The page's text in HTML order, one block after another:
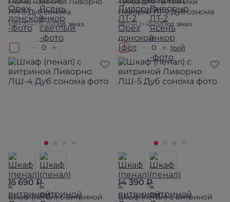
ЛН-3 Дуб сонома
108×70.4×35 смПод заказ
Ливорно ЛТ-2 Дуб сонома
180×41.2×45 смПод заказ
15 690 ₽
Шкаф (пенал) с витриной
14 390 ₽
Шкаф (пенал) с витриной